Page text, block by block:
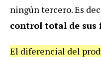
ningún tercero. Es
control total de sus
El diferencial del